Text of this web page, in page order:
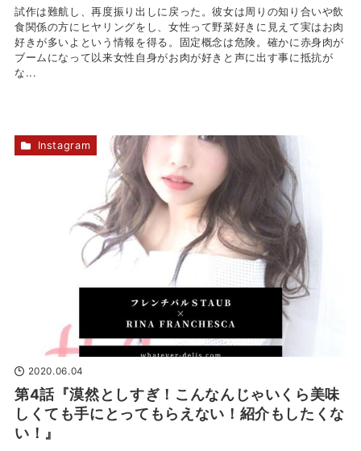
試作は難航し、再度振り出しに戻った。彼女は周りの知り合いや飲
食関係の方にヒヤリングをし、女性って野菜好きに見えて実はお肉
好きが多いよという情報を得る。固定概念は危険。確かに赤身肉が
ブームになって以来女性自身がお肉が好きと声に出す事に抵抗が
な...
2020.06.04
第4話『漠然としすぎ！こんなんじゃいくら美味
しくても手にとってもらえない！紹介もしたくな
い！』
Instagram